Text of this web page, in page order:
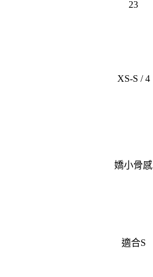
23
XS-S / 4
嬌小骨感
適合S